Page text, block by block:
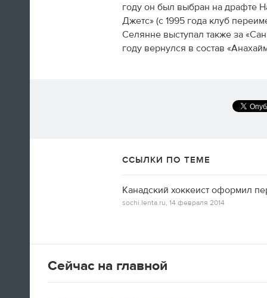
лучшая церемония за историю
ОИ! Главное, не просто красиво,
Алексей Ягудин
14:34
году он был выбран на драфте
Джетс» (с 1995 года клуб
Селянне выступал также за
году вернулся в состав
ССЫЛКИ ПО ТЕМЕ
Канадский хоккеист оформил
sochi.lenta.ru, 14 февраля 2014
Сейчас на главной